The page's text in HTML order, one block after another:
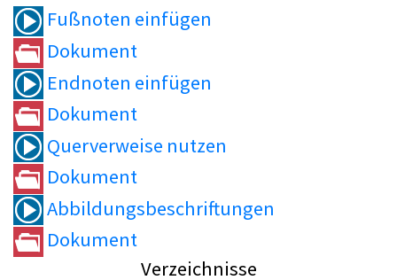
Fußnoten einfügen
Dokument
Endnoten einfügen
Dokument
Querverweise nutzen
Dokument
Abbildungsbeschriftungen
Dokument
Verzeichnisse